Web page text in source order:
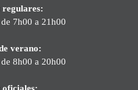
regulares:
7h00 a 21h00
verano:
8h00 a 20h00
oficiales: